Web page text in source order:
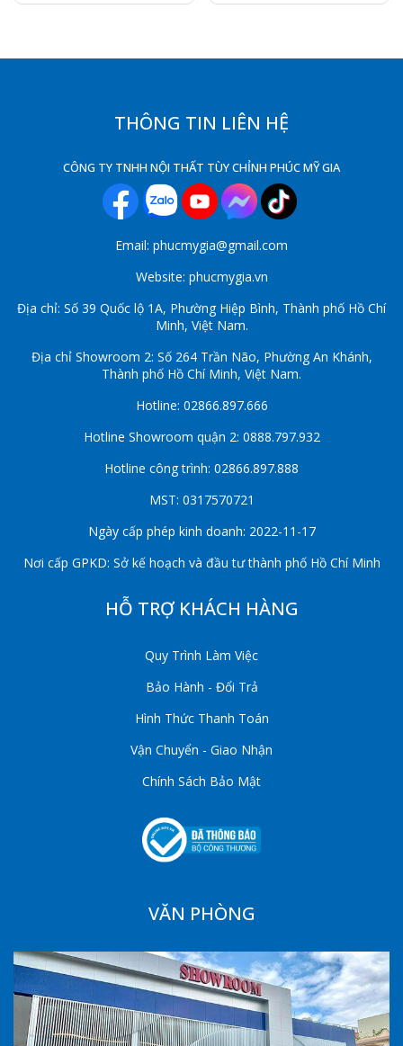
THÔNG TIN LIÊN HỆ
CÔNG TY TNHH NỘI THẤT TÙY CHỈNH PHÚC MỸ GIA
Email: phucmygia@gmail.com
Website: phucmygia.vn
Địa chỉ: Số 39 Quốc lộ 1A, Phường Hiệp Bình, Thành phố Hồ Chí
Minh, Việt Nam.
Địa chỉ Showroom 2: Số 264 Trần Não, Phường An Khánh,
Thành phố Hồ Chí Minh, Việt Nam.
Hotline: 02866.897.666
Hotline Showroom quận 2: 0888.797.932
Hotline công trình: 02866.897.888
MST: 0317570721
Ngày cấp phép kinh doanh: 2022-11-17
Nơi cấp GPKD: Sở kế hoạch và đầu tư thành phố Hồ Chí Minh
HỖ TRỢ KHÁCH HÀNG
Quy Trình Làm Việc
Bảo Hành - Đổi Trả
Hình Thức Thanh Toán
Vận Chuyển - Giao Nhận
Chính Sách Bảo Mật
VĂN PHÒNG